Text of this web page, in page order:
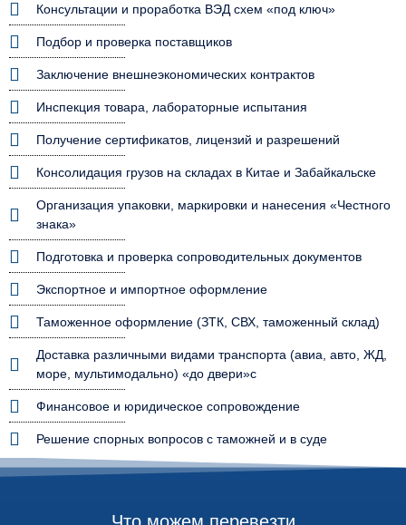
Консультации и проработка ВЭД схем «под ключ»
Подбор и проверка поставщиков
Заключение внешнеэкономических контрактов
Инспекция товара, лабораторные испытания
Получение сертификатов, лицензий и разрешений
Консолидация грузов на складах в Китае и Забайкальске
Организация упаковки, маркировки и нанесения «Честного
знака»
Подготовка и проверка сопроводительных документов
Экспортное и импортное оформление
Таможенное оформление (ЗТК, СВХ, таможенный склад)
Доставка различными видами транспорта (авиа, авто, ЖД,
море, мультимодально) «до двери»с
Финансовое и юридическое сопровождение
Решение спорных вопросов с таможней и в суде